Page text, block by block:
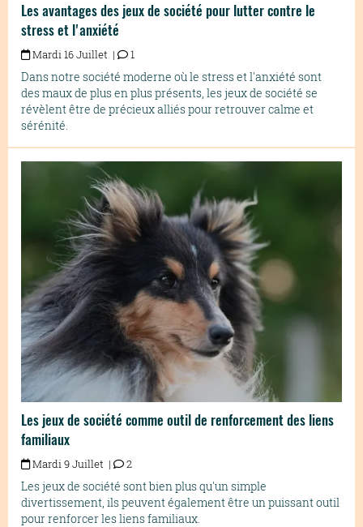
Les avantages des jeux de société pour lutter contre le
stress et l'anxiété
Mardi 16 Juillet | 1
Dans notre société moderne où le stress et l'anxiété sont
des maux de plus en plus présents, les jeux de société se
révèlent être de précieux alliés pour retrouver calme et
sérénité.
Les jeux de société comme outil de renforcement des liens
familiaux
Mardi 9 Juillet | 2
Les jeux de société sont bien plus qu'un simple
divertissement, ils peuvent également être un puissant outil
pour renforcer les liens familiaux.